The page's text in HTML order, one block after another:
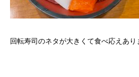
回転寿司のネタが大きくて食べ応えあり